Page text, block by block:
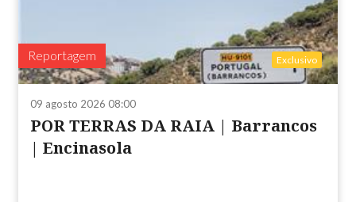
Reportagem Exclusivo
09 agosto 2026 08:00
POR TERRAS DA RAIA | Barrancos
| Encinasola